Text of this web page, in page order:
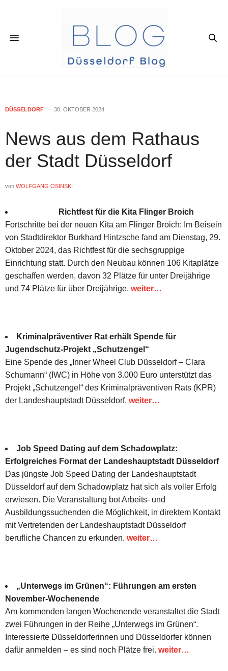
DÜSSELDORF 30. OKTOBER 2024
News aus dem Rathaus
der Stadt Düsseldorf
von WOLFGANG OSINSKI
Richtfest für die Kita Flinger Broich
Fortschritte bei der neuen Kita am Flinger Broich: Im Beisein
von Stadtdirektor Burkhard Hintzsche fand am Dienstag, 29.
Oktober 2024, das Richtfest für die sechsgruppige
Einrichtung statt. Durch den Neubau können 106 Kitaplätze
geschaffen werden, davon 32 Plätze für unter Dreijährige
und 74 Plätze für über Dreijährige. weiter…
Kriminalpräventiver Rat erhält Spende für
Jugendschutz-Projekt „Schutzengel“
Eine Spende des „Inner Wheel Club Düsseldorf – Clara
Schumann“ (IWC) in Höhe von 3.000 Euro unterstützt das
Projekt „Schutzengel“ des Kriminalpräventiven Rats (KPR)
der Landeshauptstadt Düsseldorf. weiter…
Job Speed Dating auf dem Schadowplatz:
Erfolgreiches Format der Landeshauptstadt Düsseldorf
Das jüngste Job Speed Dating der Landeshauptstadt
Düsseldorf auf dem Schadowplatz hat sich als voller Erfolg
erwiesen. Die Veranstaltung bot Arbeits- und
Ausbildungssuchenden die Möglichkeit, in direktem Kontakt
mit Vertretenden der Landeshauptstadt Düsseldorf
berufliche Chancen zu erkunden. weiter…
„Unterwegs im Grünen“: Führungen am ersten
November-Wochenende
Am kommenden langen Wochenende veranstaltet die Stadt
zwei Führungen in der Reihe „Unterwegs im Grünen“.
Interessierte Düsseldorferinnen und Düsseldorfer können
dafür anmelden – es sind noch Plätze frei. weiter…